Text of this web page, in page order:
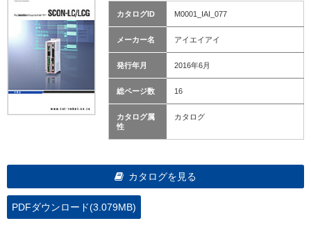
カタログID M0001_IAI_077
メーカー名 アイエイアイ
発行年月 2016年6月
総ページ数 16
カタログ属
性
カタログ
カタログを見る
PDFダウンロード(3.079MB)